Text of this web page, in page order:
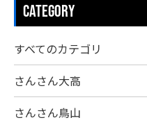
CATEGORY
すべてのカテゴリ
さんさん大高
さんさん鳥山